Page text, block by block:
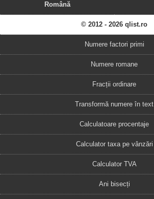
Română
© 2012 - 2026 qlist.ro
Numere factori primi
Numere romane
Fracții ordinare
Transformă numere în text
Calculatoare procentaje
Calculator taxa pe vânzări
Calculator TVA
Ani bisecți